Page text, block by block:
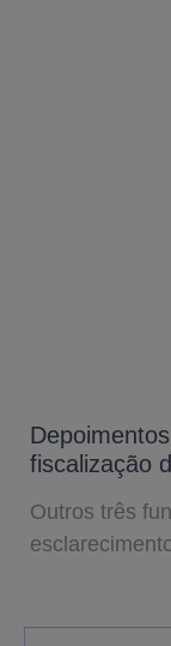
fiscalização
Outros três